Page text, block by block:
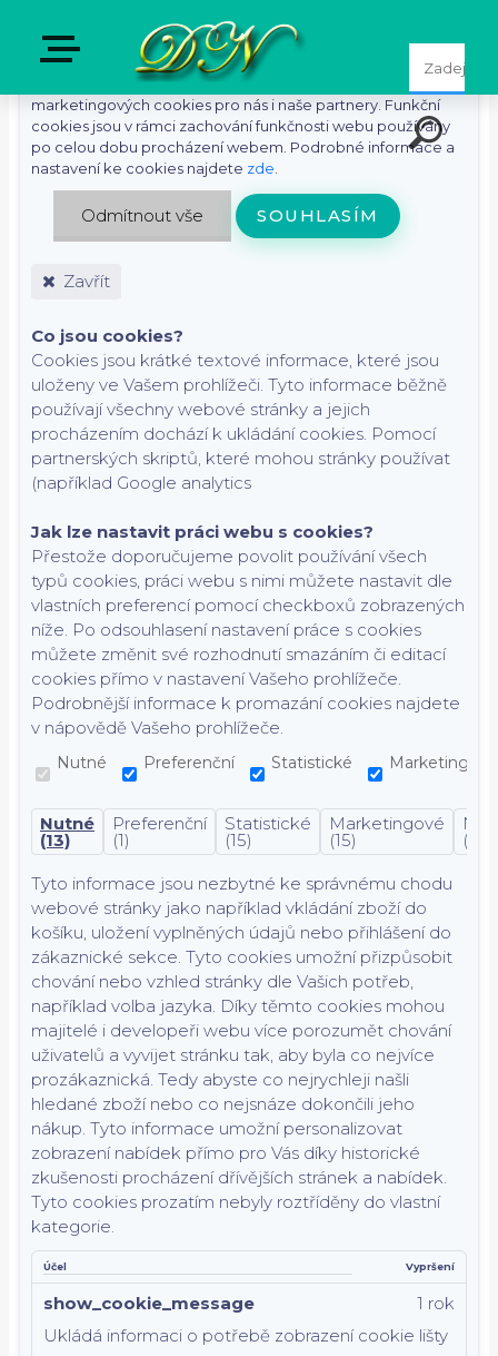
S cílem usnadnit uživatelům používat naše webové stránky
využíváme cookies. Kliknutím na tlačítko "Souhlasím"
souhlasíte s použitím preferenčních, statistických i
marketingových cookies pro nás i naše partnery. Funkční
cookies jsou v rámci zachování funkčnosti webu používány
po celou dobu procházení webem. Podrobné informace a
nastavení ke cookies najdete zde
Odmítnout vše SOUHLASÍM
Zavřít
Co jsou cookies?
Cookies jsou krátké textové informace, které jsou
uloženy ve Vašem prohlížeči. Tyto informace běžně
používají všechny webové stránky a jejich
procházením dochází k ukládání cookies. Pomocí
partnerských skriptů, které mohou stránky používat
(například Google analytics
Jak lze nastavit práci webu s cookies?
Přestože doporučujeme povolit používání všech
typů cookies, práci webu s nimi můžete nastavit dle
vlastních preferencí pomocí checkboxů zobrazených
níže. Po odsouhlasení nastavení práce s cookies
můžete změnit své rozhodnutí smazáním či editací
cookies přímo v nastavení Vašeho prohlížeče.
Podrobnější informace k promazání cookies najdete
v nápovědě Vašeho prohlížeče.
Nutné Preferenční Statistické Marketingové
Nutné
(13)
Preferenční
(1)
Statistické
(15)
Marketingové
(15) (7)
Tyto informace jsou nezbytné ke správnému chodu
webové stránky jako například vkládání zboží do
košíku, uložení vyplněných údajů nebo přihlášení do
zákaznické sekce. Tyto cookies umožní přizpůsobit
chování nebo vzhled stránky dle Vašich potřeb,
například volba jazyka. Díky těmto cookies mohou
majitelé i developeři webu více porozumět chování
uživatelů a vyvijet stránku tak, aby byla co nejvíce
prozákaznická. Tedy abyste co nejrychleji našli
hledané zboží nebo co nejsnáze dokončili jeho
nákup. Tyto informace umožní personalizovat
zobrazení nabídek přímo pro Vás díky historické
zkušenosti procházení dřívějších stránek a nabídek.
Tyto cookies prozatím nebyly roztříděny do vlastní
kategorie.
Účel Vypršení
show_cookie_message
Ukládá informaci o potřebě zobrazení cookie lišty
1 rok